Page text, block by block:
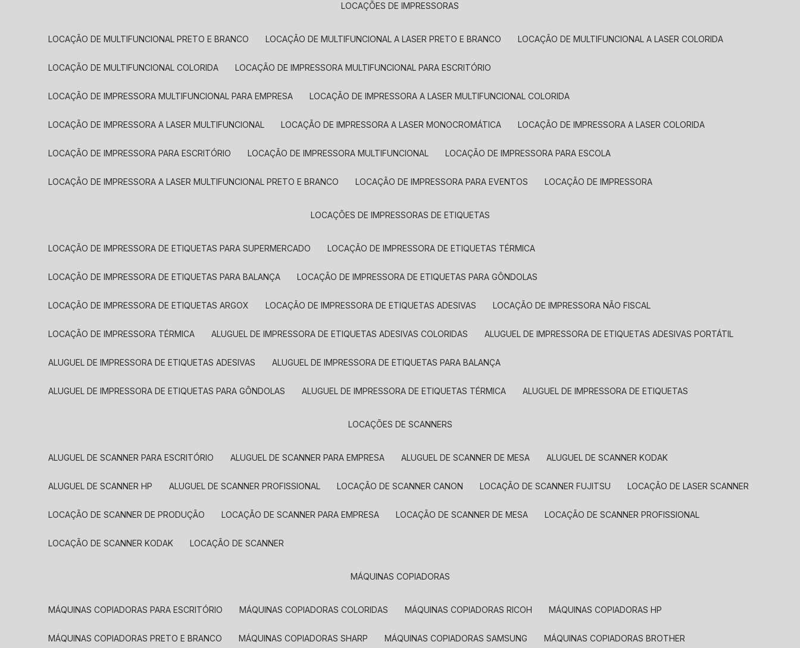
LOCAÇÕES DE IMPRESSORAS
LOCAÇÃO DE MULTIFUNCIONAL PRETO E BRANCO LOCAÇÃO DE MULTIFUNCIONAL A LASER PRETO E BRANCO LOCAÇÃO DE MULTIFUNCIONAL A LASER COLORIDA
LOCAÇÃO DE MULTIFUNCIONAL COLORIDA LOCAÇÃO DE IMPRESSORA MULTIFUNCIONAL PARA ESCRITÓRIO
LOCAÇÃO DE IMPRESSORA MULTIFUNCIONAL PARA EMPRESA LOCAÇÃO DE IMPRESSORA A LASER MULTIFUNCIONAL COLORIDA
LOCAÇÃO DE IMPRESSORA A LASER MULTIFUNCIONAL LOCAÇÃO DE IMPRESSORA A LASER MONOCROMÁTICA LOCAÇÃO DE IMPRESSORA A LASER COLORIDA
LOCAÇÃO DE IMPRESSORA PARA ESCRITÓRIO LOCAÇÃO DE IMPRESSORA MULTIFUNCIONAL LOCAÇÃO DE IMPRESSORA PARA ESCOLA
LOCAÇÃO DE IMPRESSORA A LASER MULTIFUNCIONAL PRETO E BRANCO LOCAÇÃO DE IMPRESSORA PARA EVENTOS LOCAÇÃO DE IMPRESSORA
LOCAÇÕES DE IMPRESSORAS DE ETIQUETAS
LOCAÇÃO DE IMPRESSORA DE ETIQUETAS PARA SUPERMERCADO LOCAÇÃO DE IMPRESSORA DE ETIQUETAS TÉRMICA
LOCAÇÃO DE IMPRESSORA DE ETIQUETAS PARA BALANÇA LOCAÇÃO DE IMPRESSORA DE ETIQUETAS PARA GÔNDOLAS
LOCAÇÃO DE IMPRESSORA DE ETIQUETAS ARGOX LOCAÇÃO DE IMPRESSORA DE ETIQUETAS ADESIVAS LOCAÇÃO DE IMPRESSORA NÃO FISCAL
LOCAÇÃO DE IMPRESSORA TÉRMICA ALUGUEL DE IMPRESSORA DE ETIQUETAS ADESIVAS COLORIDAS ALUGUEL DE IMPRESSORA DE ETIQUETAS ADESIVAS PORTÁTIL
ALUGUEL DE IMPRESSORA DE ETIQUETAS ADESIVAS ALUGUEL DE IMPRESSORA DE ETIQUETAS PARA BALANÇA
ALUGUEL DE IMPRESSORA DE ETIQUETAS PARA GÔNDOLAS ALUGUEL DE IMPRESSORA DE ETIQUETAS TÉRMICA ALUGUEL DE IMPRESSORA DE ETIQUETAS
LOCAÇÕES DE SCANNERS
ALUGUEL DE SCANNER PARA ESCRITÓRIO ALUGUEL DE SCANNER PARA EMPRESA ALUGUEL DE SCANNER DE MESA ALUGUEL DE SCANNER KODAK
ALUGUEL DE SCANNER HP ALUGUEL DE SCANNER PROFISSIONAL LOCAÇÃO DE SCANNER CANON LOCAÇÃO DE SCANNER FUJITSU LOCAÇÃO DE LASER SCANNER
LOCAÇÃO DE SCANNER DE PRODUÇÃO LOCAÇÃO DE SCANNER PARA EMPRESA LOCAÇÃO DE SCANNER DE MESA LOCAÇÃO DE SCANNER PROFISSIONAL
LOCAÇÃO DE SCANNER KODAK LOCAÇÃO DE SCANNER
MÁQUINAS COPIADORAS
MÁQUINAS COPIADORAS PARA ESCRITÓRIO MÁQUINAS COPIADORAS COLORIDAS MÁQUINAS COPIADORAS RICOH MÁQUINAS COPIADORAS HP
MÁQUINAS COPIADORAS PRETO E BRANCO MÁQUINAS COPIADORAS SHARP MÁQUINAS COPIADORAS SAMSUNG MÁQUINAS COPIADORAS BROTHER